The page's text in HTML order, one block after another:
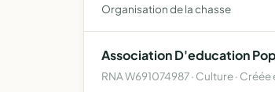
Organisation de la chasse
Association D'education
RNA W691074987 · Culture · Créée